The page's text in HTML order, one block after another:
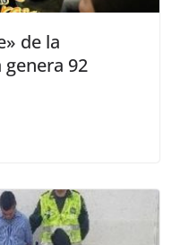
de la
92